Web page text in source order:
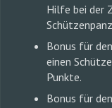
Hilfe bei der
Bonus für
einen
Punkte.
Bonus für